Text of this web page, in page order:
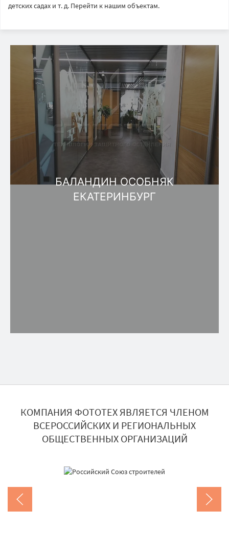
детских садах и т. д. Перейти к нашим объектам.
БАЛАНДИН ОСОБНЯК
ЕКАТЕРИНБУРГ
КОМПАНИЯ ФОТОТЕХ ЯВЛЯЕТСЯ ЧЛЕНОМ
ВСЕРОССИЙСКИХ И РЕГИОНАЛЬНЫХ
ОБЩЕСТВЕННЫХ ОРГАНИЗАЦИЙ